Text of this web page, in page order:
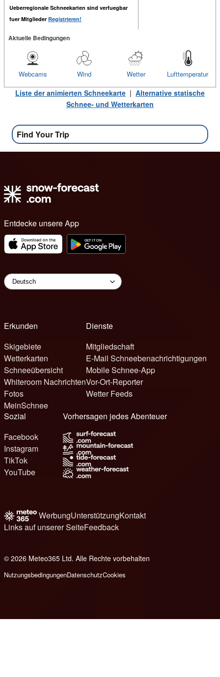
Ueberregionale Schneekarten sind verfuegbar
fuer Mitglieder Registrieren!
Aktuelle Bedingungen
Lufttemperatur
Wetter
Wind
Webcams
Liste der animierten Schneekarte | Alternative statische
Schnee- und Wetterkarten
Find Your Trip
Entdecke unsere App
Erkunden
Skigebiete
Wetterkarten
Schneeübersicht
Whiteroom Nachrichten
Fotos
MeinSchnee
Dienste
Mitgliedschaft
E-Mail Schneebenachrichtigungen
Mobile Schnee-App
Vor-Ort-Reporter
Wetter Feeds
Sozial
Facebook
Instagram
TikTok
YouTube
Vorhersagen jedes Abenteuer
WerbungUnterstützungKontakt
Links auf unserer SeiteFeedback
© 2026 Meteo365 Ltd. Alle Rechte vorbehalten
NutzungsbedingungenDatenschutzCookies